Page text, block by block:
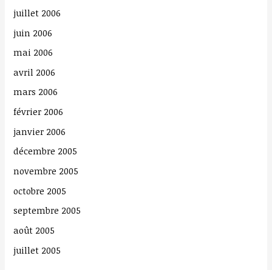
juillet 2006
juin 2006
mai 2006
avril 2006
mars 2006
février 2006
janvier 2006
décembre 2005
novembre 2005
octobre 2005
septembre 2005
août 2005
juillet 2005